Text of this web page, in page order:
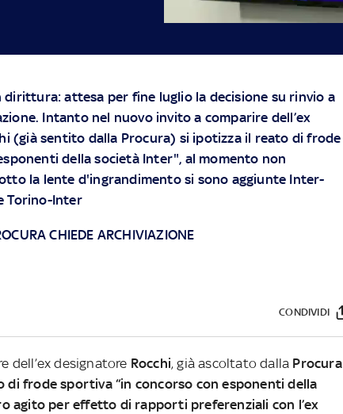
attesa per fine luglio la decisione su rinvio a
Intanto nel nuovo invito a comparire dell’ex
(già sentito dalla Procura) si ipotizza il reato di frode
della società Inter", al momento non
la lente d'ingrandimento si sono aggiunte Inter-
Torino-Inter
CHIEDE ARCHIVIAZIONE
CONDIVIDI
dell’ex designatore Rocchi, già ascoltato dalla Procura
di frode sportiva “in concorso con esponenti della
agito per effetto di rapporti preferenziali con l’ex